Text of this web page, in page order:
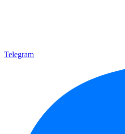
Telegram